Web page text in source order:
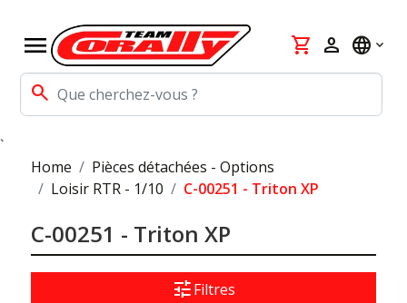
menu
search
shopping_cart person language
`
Home
Pièces détachées - Options
Loisir RTR - 1/10
C-00251 - Triton XP
C-00251 - Triton XP
tuneFiltres